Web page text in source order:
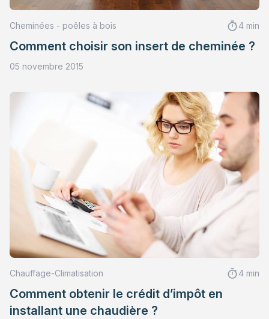
Cheminées - poêles à bois 4 min
Comment choisir son insert de cheminée ?
05 novembre 2015
Chauffage-Climatisation 4 min
Comment obtenir le crédit d’impôt en
installant une chaudière ?